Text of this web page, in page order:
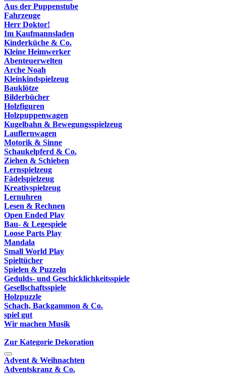
Aus der Puppenstube
Fahrzeuge
Herr Doktor!
Im Kaufmannsladen
Kinderküche & Co.
Kleine Heimwerker
Abenteuerwelten
Arche Noah
Kleinkindspielzeug
Bauklötze
Bilderbücher
Holzfiguren
Holzpuppenwagen
Kugelbahn & Bewegungsspielzeug
Lauflernwagen
Motorik & Sinne
Schaukelpferd & Co.
Ziehen & Schieben
Lernspielzeug
Fädelspielzeug
Kreativspielzeug
Lernuhren
Lesen & Rechnen
Open Ended Play
Bau- & Legespiele
Loose Parts Play
Mandala
Small World Play
Spieltücher
Spielen & Puzzeln
Gedulds- und Geschicklichkeitsspiele
Gesellschaftsspiele
Holzpuzzle
Schach, Backgammon & Co.
spiel gut
Wir machen Musik
Zur Kategorie Dekoration
Advent & Weihnachten
Adventskranz & Co.